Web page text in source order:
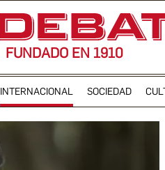
FUNDADO EN 1910
INTERNACIONAL SOCIEDAD